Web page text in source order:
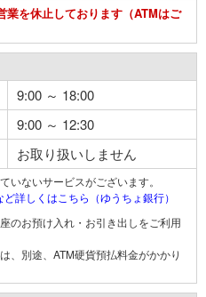
を休止しております（ATMはご
9:00 ～ 18:00
9:00 ～ 12:30
お取り扱いしません
いないサービスがございます。
詳しくはこちら（ゆうちょ銀行）
のお預け入れ・お引き出しをご利用
、別途、ATM硬貨預払料金がかかり